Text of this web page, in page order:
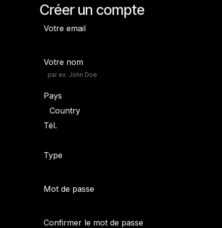
Créer un compte
Votre email
Votre nom
Pays
Tél.
Type
Mot de passe
Confirmer le mot de passe